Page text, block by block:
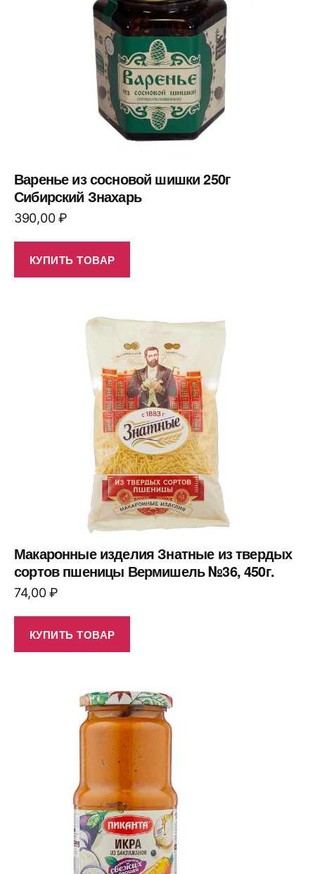
Варенье из сосновой шишки 250г
Сибирский Знахарь
390,00₽
КУПИТЬ ТОВАР
Макаронные изделия Знатные из твердых
сортов пшеницы Вермишель №36, 450г.
74,00₽
КУПИТЬ ТОВАР